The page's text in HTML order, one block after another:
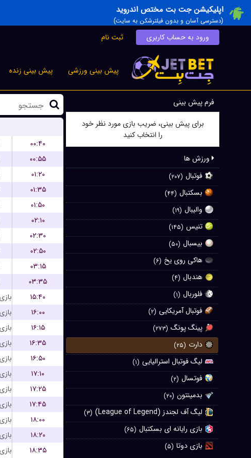
اپلیکیشن جت بت مختص اندروید
(دسترسی آسان و بدون فیلترشکن به سایت)
ورود به حساب کاربری ثبت نام
پیش بینی ورزشی پیش بینی زنده
فرم پیش بینی
برای پیش بینی، ضریب بازی مورد نظر خود
را انتخاب کنید
ورزش ها
فوتبال (۲۰۷)
بسکتبال (۴۴)
والیبال (۱۹)
تنیس (۱۴۵)
بیسبال (۵۰)
هاکی روی یخ (۶)
هندبال (۴)
فلوربال (۱)
فوتبال آمریکایی (۲)
پینگ پونگ (۲۷۳)
دارت (۲۵)
لیگ فوتبال استرالیایی (۱)
فوتسال (۲)
بدمینتون (۲۰)
لیگ آف لجندز (League of Legend) (۳)
بازی رایانه ای بسکتبال (۶۵)
بازی دوتا (۵)
۰۰:۴۰
۰۰:۵۵
۰۱:۲۰
۰۱:۳۵
۰۱:۵۰
۰۲:۱۰
۰۲:۳۰
۰۲:۵۰
۰۳:۱۵
۰۳:۳۵
۱۵:۴۰
۱۶:۰۰
۱۶:۱۵
۱۶:۳۵
۱۶:۵۰
۱۷:۱۰
۱۷:۲۵
۱۷:۴۵
۱۸:۰۰
۱۸:۲۰
۱۸:۳۵